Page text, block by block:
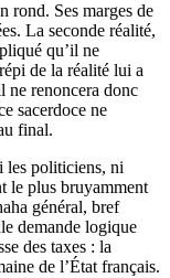
rond. Ses marges de
La seconde réalité,
qu’il ne
de la réalité lui a
ne renoncera donc
sacerdoce ne
final.
les politiciens, ni
le plus bruyamment
général, bref
demande logique
des taxes : la
de l’État français.